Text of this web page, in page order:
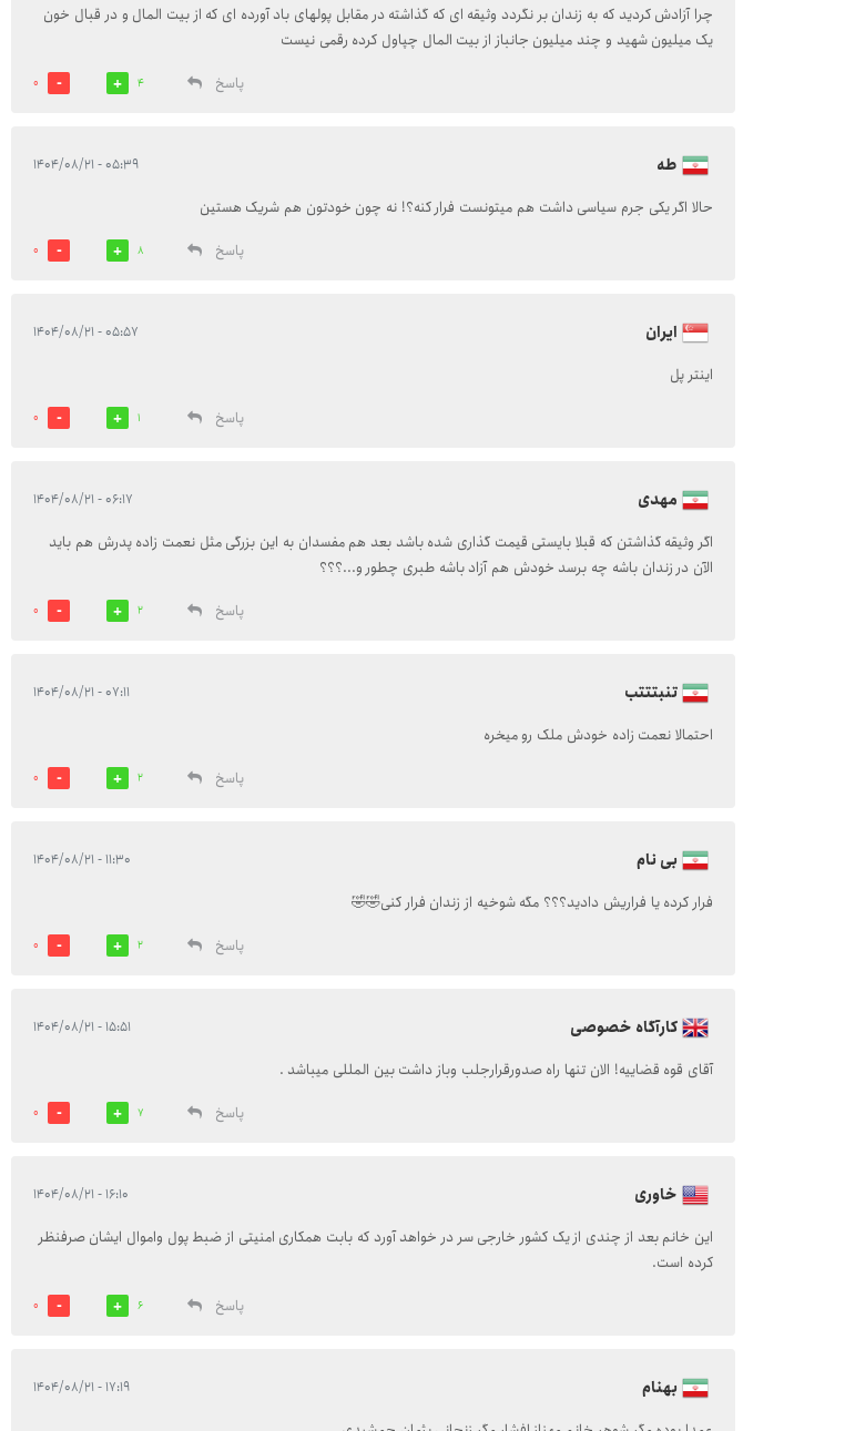
چرا آزادش کردید که به زندان بر نگردد وثیقه ای که گذاشته در مقابل پولهای باد آورده ای که از بیت المال و در قبال خون
یک میلیون شهید و چند میلیون جانباز از بیت المال چپاول کرده رقمی نیست
پاسخ
4
0
طه ۰۵:۳۹ - ۱۴۰۴/۰۸/۲۱
حالا اگر یکی جرم سیاسی داشت هم میتونست فرار کنه؟! نه چون خودتون هم شریک هستین
پاسخ
8
0
ایران ۰۵:۵۷ - ۱۴۰۴/۰۸/۲۱
اینتر پل
پاسخ
1
0
مهدی ۰۶:۱۷ - ۱۴۰۴/۰۸/۲۱
اگر وثیقه گذاشتن که قبلا بایستی قیمت گذاری شده باشد بعد هم مفسدان به این بزرگی مثل نعمت زاده پدرش هم باید
الآن در زندان باشه چه برسد خودش هم آزاد باشه طبری چطور و...؟؟؟
پاسخ
2
0
تنبتتتب ۰۷:۱۱ - ۱۴۰۴/۰۸/۲۱
احتمالا نعمت زاده خودش ملک رو میخره
پاسخ
2
0
بی نام ۱۱:۳۰ - ۱۴۰۴/۰۸/۲۱
فرار کرده یا فراریش دادید؟؟؟ مگه شوخیه از زندان فرار کنی🤣🤣
پاسخ
2
0
کارآگاه خصوصی ۱۵:۵۱ - ۱۴۰۴/۰۸/۲۱
آقای قوه قضاییه! الان تنها راه صدورقرارجلب وباز داشت بین المللی میباشد .
پاسخ
7
0
خاوری ۱۶:۱۰ - ۱۴۰۴/۰۸/۲۱
این خانم بعد از چندی از یک کشور خارجی سر در خواهد آورد که بابت همکاری امنیتی از ضبط پول واموال ایشان صرفنظر
کرده است.
پاسخ
6
0
بهنام ۱۷:۱۹ - ۱۴۰۴/۰۸/۲۱